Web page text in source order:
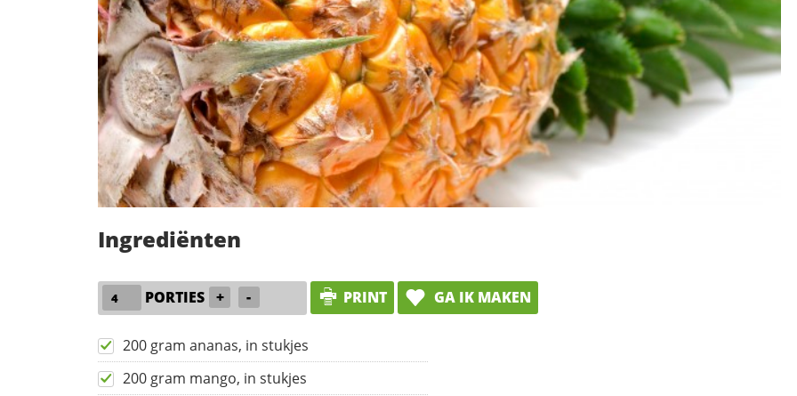
Ingrediënten
PORTIES + - PRINT GA IK MAKEN
200 gram ananas, in stukjes
200 gram mango, in stukjes